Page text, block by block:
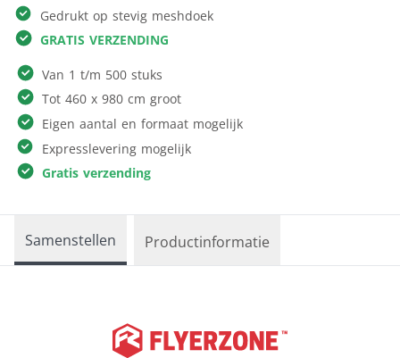
Gedrukt op stevig meshdoek
GRATIS VERZENDING
Van 1 t/m 500 stuks
Tot 460 x 980 cm groot
Eigen aantal en formaat mogelijk
Expresslevering mogelijk
Gratis verzending
Samenstellen Productinformatie